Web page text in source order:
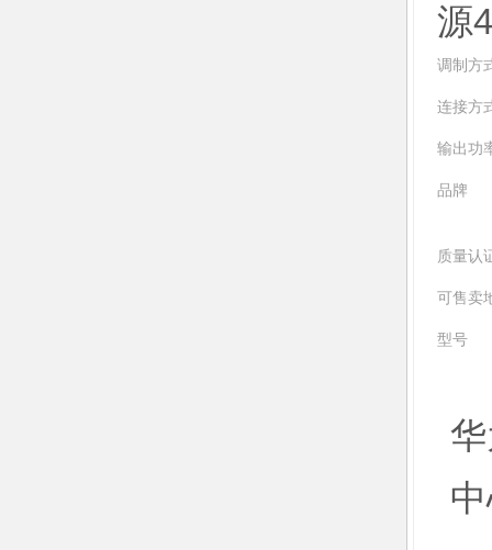
源
调制方
连接方
输出功
品牌
质量认
可售卖
型号